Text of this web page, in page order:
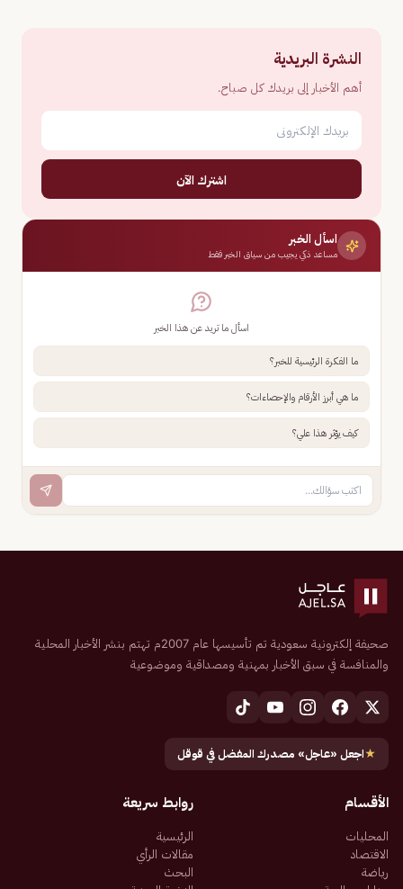
النشرة البريدية
أهم الأخبار إلى بريدك كل صباح.
اشترك الآن
اسأل الخبر
مساعد ذكي يجيب من سياق الخبر فقط
اسأل ما تريد عن هذا الخبر
ما الفكرة الرئيسية للخبر؟
ما هي أبرز الأرقام والإحصاءات؟
كيف يؤثر هذا علي؟
صحيفة إلكترونية سعودية تم تأسيسها عام 2007م تهتم بنشر الأخبار المحلية
والمنافسة في سبق الأخبار بمهنية ومصداقية وموضوعية
★اجعل «عاجل» مصدرك المفضل في قوقل
الأقسام
المحليات
الاقتصاد
رياضة
روابط سريعة
الرئيسية
مقالات الرأي
البحث